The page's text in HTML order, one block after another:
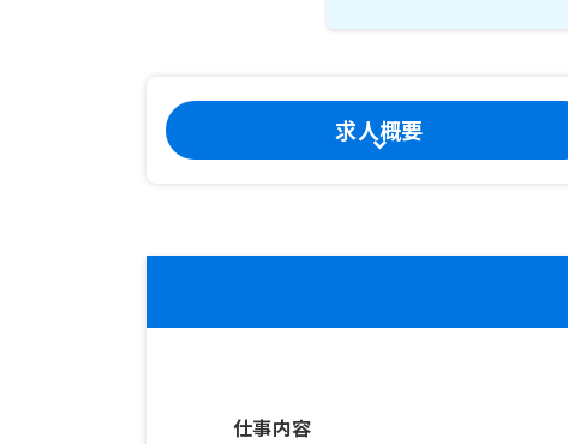
求人概要
仕事内容